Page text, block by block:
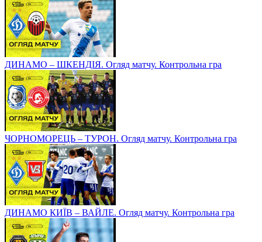
ДИНАМО – ШКЕНДІЯ. Огляд матчу. Контрольна гра
ЧОРНОМОРЕЦЬ – ТУРОН. Огляд матчу. Контрольна гра
ДИНАМО КИЇВ – ВАЙЛЕ. Огляд матчу. Контрольна гра